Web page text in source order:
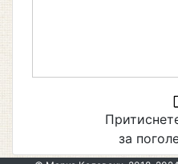
за